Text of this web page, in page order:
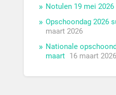
Notulen 19 mei 2026
Opschoondag 2026
maart 2026
Nationale
maart 16 maart 2026